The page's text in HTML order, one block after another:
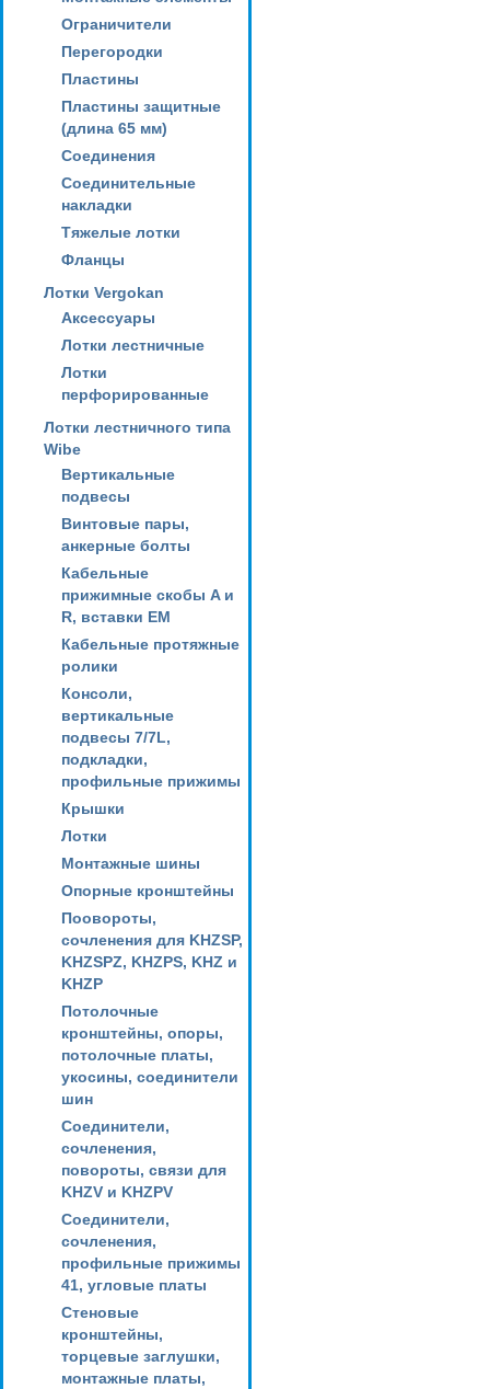
Ограничители
Перегородки
Пластины
Пластины защитные
(длина 65 мм)
Соединения
Соединительные
накладки
Тяжелые лотки
Фланцы
Лотки Vergokan
Аксессуары
Лотки лестничные
Лотки
перфорированные
Лотки лестничного типа
Wibe
Вертикальные
подвесы
Винтовые пары,
анкерные болты
Кабельные
прижимные скобы A и
R, вставки EM
Кабельные протяжные
ролики
Консоли,
вертикальные
подвесы 7/7L,
подкладки,
профильные прижимы
Крышки
Лотки
Монтажные шины
Опорные кронштейны
Поовороты,
сочленения для KHZSP,
KHZSPZ, KHZPS, KHZ и
KHZP
Потолочные
кронштейны, опоры,
потолочные платы,
укосины, соединители
шин
Соединители,
сочленения,
повороты, связи для
KHZV и KHZPV
Соединители,
сочленения,
профильные прижимы
41, угловые платы
Стеновые
кронштейны,
торцевые заглушки,
монтажные платы,